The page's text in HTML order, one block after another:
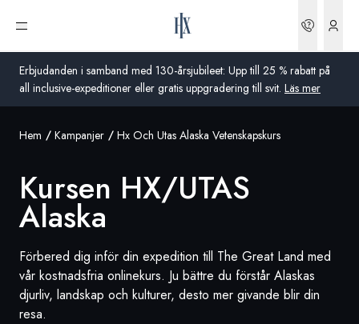
Erbjudanden i samband med 130-årsjubileet: Upp till 25 % rabatt på
all inclusive-expeditioner eller gratis uppgradering till svit. Läs mer
Öppna meny
Storbritannien
USA
Tyskland
Global
Hem Kampanjer Hx Och Utas Alaska Vetenskapskurs
Kursen HX/UTAS
Alaska
Förbered dig inför din expedition till The Great Land med
vår kostnadsfria onlinekurs. Ju bättre du förstår Alaskas
djurliv, landskap och kulturer, desto mer givande blir din
resa.